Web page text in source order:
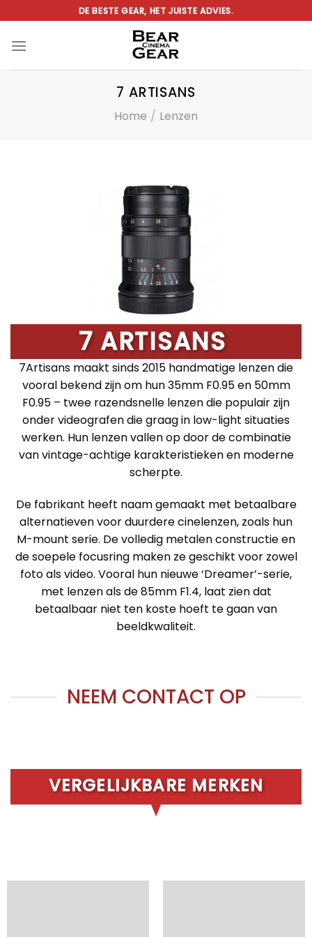
naar
inhoud
DE BESTE GEAR, HET JUISTE ADVIES.
7 ARTISANS
Home / Lenzen
7 ARTISANS
7Artisans maakt sinds 2015 handmatige lenzen die
vooral bekend zijn om hun 35mm F0.95 en 50mm
F0.95 – twee razendsnelle lenzen die populair zijn
onder videografen die graag in low-light situaties
werken. Hun lenzen vallen op door de combinatie
van vintage-achtige karakteristieken en moderne
scherpte.
De fabrikant heeft naam gemaakt met betaalbare
alternatieven voor duurdere cinelenzen, zoals hun
M-mount serie. De volledig metalen constructie en
de soepele focusring maken ze geschikt voor zowel
foto als video. Vooral hun nieuwe ‘Dreamer’-serie,
met lenzen als de 85mm F1.4, laat zien dat
betaalbaar niet ten koste hoeft te gaan van
beeldkwaliteit.
NEEM CONTACT OP
VERGELIJKBARE MERKEN